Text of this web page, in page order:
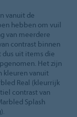
vanuit de
hebben om vuil
van meerdere
contrast binnen
dus uit items die
Het zijn
kleuren vanuit
Real (kleurrijk
contrast van
Splash